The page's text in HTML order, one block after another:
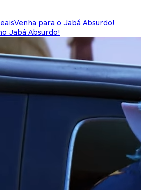
Venha para o Jabá Absurdo!
Jabá Absurdo!